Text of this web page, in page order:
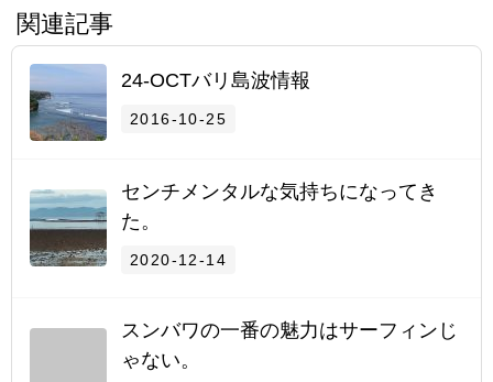
関連記事
24-OCTバリ島波情報
2016-10-25
センチメンタルな気持ちになってき
た。
2020-12-14
スンバワの一番の魅力はサーフィンじ
ゃない。